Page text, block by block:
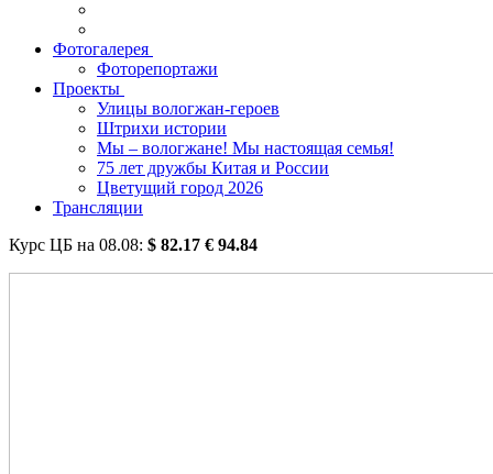
Фотогалерея
Фоторепортажи
Проекты
Улицы вологжан-героев
Штрихи истории
Мы – вологжане! Мы настоящая семья!
75 лет дружбы Китая и России
Цветущий город 2026
Трансляции
Курс ЦБ на 08.08: $ 82.17 € 94.84